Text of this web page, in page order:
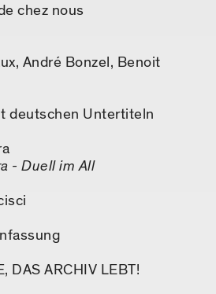
chez nous
André Bonzel, Benoit
deutschen Untertiteln
- Duell im All
DAS ARCHIV LEBT!